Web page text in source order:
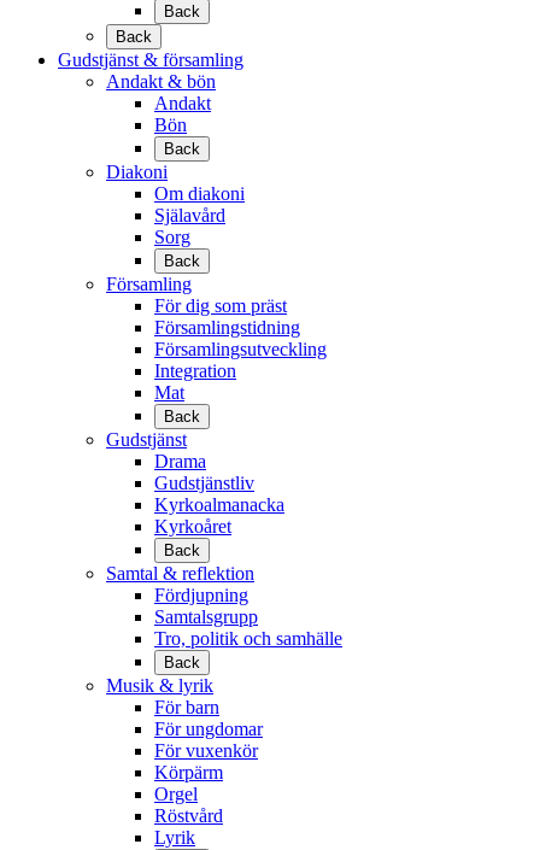
Back
Back
Gudstjänst & församling
Andakt & bön
Andakt
Bön
Back
Diakoni
Om diakoni
Själavård
Sorg
Back
Församling
För dig som präst
Församlingstidning
Församlingsutveckling
Integration
Mat
Back
Gudstjänst
Drama
Gudstjänstliv
Kyrkoalmanacka
Kyrkoåret
Back
Samtal & reflektion
Fördjupning
Samtalsgrupp
Tro, politik och samhälle
Back
Musik & lyrik
För barn
För ungdomar
För vuxenkör
Körpärm
Orgel
Röstvård
Lyrik